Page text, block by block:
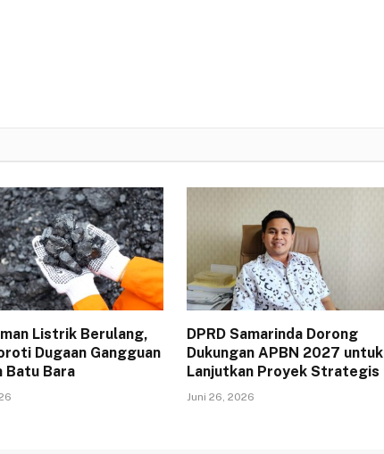
Listrik Berulang,
Dugaan Gangguan
Batu Bara
DPRD Samarinda Dorong
Dukungan APBN 2027 untuk
Lanjutkan Proyek Strategis
Juni 26, 2026